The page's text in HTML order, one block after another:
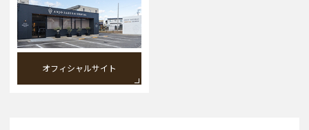
オフィシャルサイト